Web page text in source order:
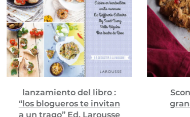
del libro :
te invitan
Ed. Larousse
Scones veganos de
granada {Concurso